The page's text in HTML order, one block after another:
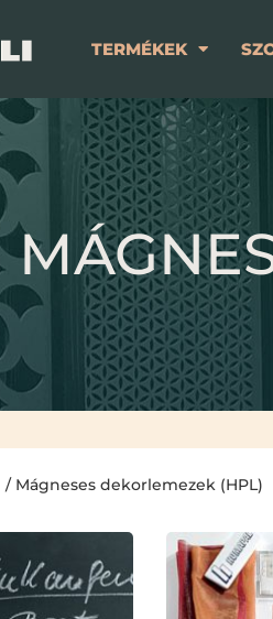
TERMÉKEK
/ Mágneses dekorlemezek (HPL)